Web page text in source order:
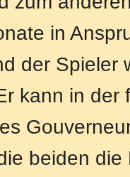
in
der Spieler
kann in
beiden